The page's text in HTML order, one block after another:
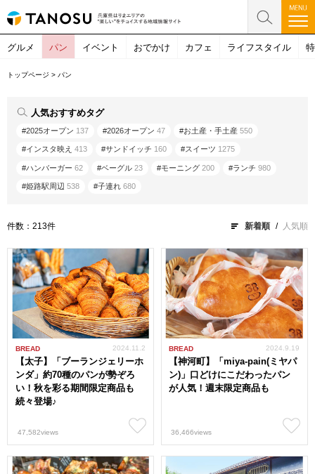
グルメ パン イベント おでかけ カフェ ライフスタイル
トップページ >パン
人気おすすめタグ
#2025オープン 137 #2026オープン47 #お土産・手土産550
#インスタ映え413 #サンドイッチ 160 #スイーツ 1275
#ハンバーガー62 #ベーグル23 #モーニング200 #ランチ980
#姫路駅周辺538 #子連れ680
件数：213件 新着順 人気順
BREAD
【太子】「ブーランジェリーホ
ンダ」約70種のパンが勢ぞろ
い！秋を彩る期間限定商品も
続々登場♪
2024.11.2
47,582views
BREAD
【神河町】「miya-pain(ミヤパ
ン)」口どけにこだわったパン
が人気！週末限定商品も
2024.9.19
36,466views